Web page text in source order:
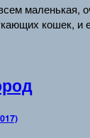
маленькая,
кошек, и